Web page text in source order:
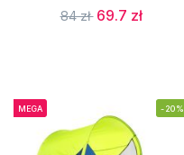
84 zł 69.7 zł
MEGA -20%